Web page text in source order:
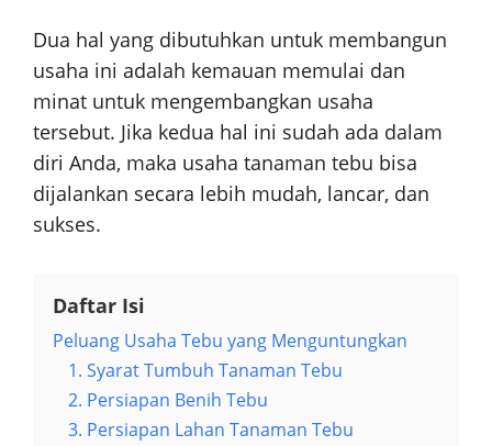
Dua hal yang dibutuhkan untuk membangun
usaha ini adalah kemauan memulai dan
minat untuk mengembangkan usaha
tersebut. Jika kedua hal ini sudah ada dalam
diri Anda, maka usaha tanaman tebu bisa
dijalankan secara lebih mudah, lancar, dan
sukses.
Daftar Isi
Peluang Usaha Tebu yang Menguntungkan
1. Syarat Tumbuh Tanaman Tebu
2. Persiapan Benih Tebu
3. Persiapan Lahan Tanaman Tebu